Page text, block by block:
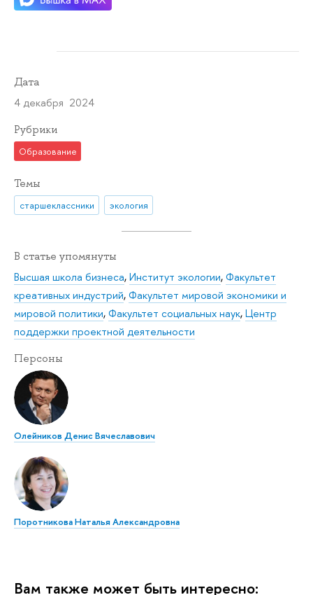
Дата
4 декабря 2024
Рубрики
Образование
Темы
старшеклассники экология
В статье упомянуты
Высшая школа бизнеса,Институт экологии,Факультет
креативных индустрий,Факультет мировой экономики и
мировой политики,Факультет социальных наук,Центр
поддержки проектной деятельности
Персоны
Олейников Денис Вячеславович
Поротникова Наталья Александровна
Вам также может быть интересно: